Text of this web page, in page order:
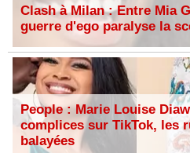
Clash à Milan : Entre Mia
guerre d'ego paralyse la
People : Marie Louise
complices sur TikTok, les
balayées